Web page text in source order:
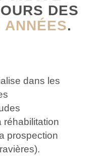
DES
ANNÉES.
dans les
réhabilitation
prospection